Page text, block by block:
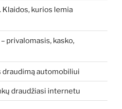
kurios lemia
privalomasis, kasko,
draudimą automobiliui
draudžiasi internetu